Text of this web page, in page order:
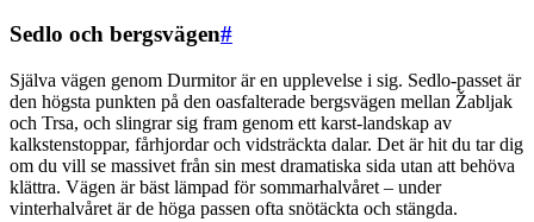
Sedlo och bergsvägen#
Själva vägen genom Durmitor är en upplevelse i sig. Sedlo-passet är
den högsta punkten på den oasfalterade bergsvägen mellan Žabljak
och Trsa, och slingrar sig fram genom ett karst-landskap av
kalkstenstoppar, fårhjordar och vidsträckta dalar. Det är hit du tar dig
om du vill se massivet från sin mest dramatiska sida utan att behöva
klättra. Vägen är bäst lämpad för sommarhalvåret – under
vinterhalvåret är de höga passen ofta snötäckta och stängda.